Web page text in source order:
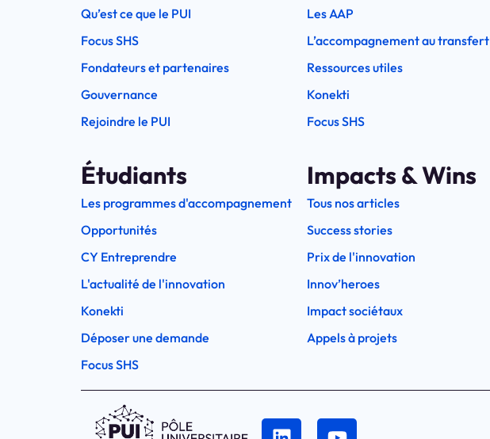
Qu’est ce que le PUI
Focus SHS
Fondateurs et partenaires
Gouvernance
Rejoindre le PUI
Les AAP
L’accompagnement au transfert
Ressources utiles
Konekti
Focus SHS
Étudiants
Les programmes d'accompagnement
Opportunités
CY Entreprendre
L'actualité de l'innovation
Konekti
Déposer une demande
Focus SHS
Impacts & Wins
Tous nos articles
Success stories
Prix de l'innovation
Innov’heroes
Impact sociétaux
Appels à projets